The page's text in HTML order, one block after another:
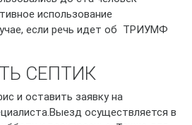
использование
если речь идет об ТРИУМФ
СЕПТИК
и оставить заявку на
осуществляется в